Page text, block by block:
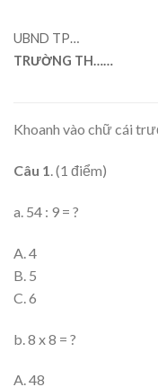
UBND TP…
TRƯỜNG TH……
Khoanh vào chữ cái
Câu 1. (1 điểm)
a. 54 : 9 = ?
A. 4
B. 5
C. 6
b. 8 x 8 = ?
A. 48